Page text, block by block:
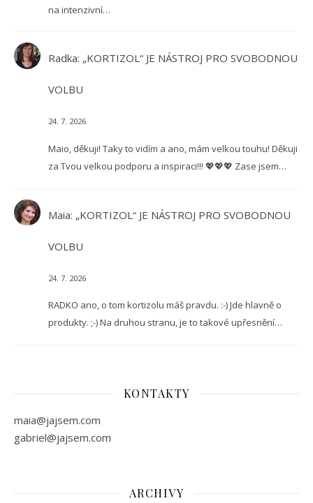
na intenzivní…
Radka: „KORTIZOL“ JE NÁSTROJ PRO SVOBODNOU
VOLBU
24. 7. 2026
Maio, děkuji! Taky to vidím a ano, mám velkou touhu! Děkuji
za Tvou velkou podporu a inspiraci!!! 💖💖💖 Zase jsem…
Maia: „KORTIZOL“ JE NÁSTROJ PRO SVOBODNOU
VOLBU
24. 7. 2026
RADKO ano, o tom kortizolu máš pravdu. :-) Jde hlavně o
produkty. ;-) Na druhou stranu, je to takové upřesnění…
KONTAKTY
maia@jajsem.com
gabriel@jajsem.com
ARCHIVY